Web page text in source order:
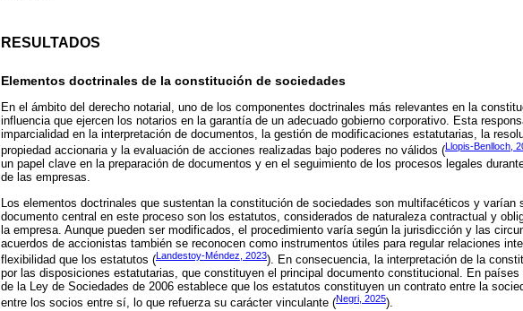
RESULTADOS
Elementos doctrinales de la constitución de sociedades
En el ámbito del derecho notarial, uno de los componentes doctrinales más relevantes en la
influencia que ejercen los notarios en la garantía de un adecuado gobierno corporativo. Esta
imparcialidad en la interpretación de documentos, la gestión de modificaciones estatutarias, la
propiedad accionaria y la evaluación de acciones realizadas bajo poderes no válidos (Llopis-Benlloch,
un papel clave en la preparación de documentos y en el seguimiento de los procesos legales
de las empresas.
Los elementos doctrinales que sustentan la constitución de sociedades son multifacéticos y varían
documento central en este proceso son los estatutos, considerados de naturaleza contractual y
la empresa. Aunque pueden ser modificados, el procedimiento varía según la jurisdicción y las
acuerdos de accionistas también se reconocen como instrumentos útiles para regular relaciones
flexibilidad que los estatutos (Landestoy-Méndez, 2023). En consecuencia, la interpretación de la
por las disposiciones estatutarias, que constituyen el principal documento constitucional. En
de la Ley de Sociedades de 2006 establece que los estatutos constituyen un contrato entre la
entre los socios entre sí, lo que refuerza su carácter vinculante (Negri, 2025).